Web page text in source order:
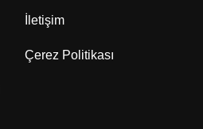
İletişim
Çerez Politikası